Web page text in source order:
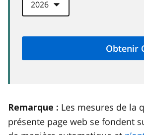
Remarque : Les mesures de la
présente page web se fondent